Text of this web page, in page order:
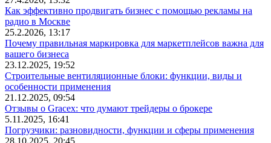
Как эффективно продвигать бизнес с помощью рекламы на
радио в Москве
25.2.2026, 13:17
Почему правильная маркировка для маркетплейсов важна для
вашего бизнеса
23.12.2025, 19:52
Строительные вентиляционные блоки: функции, виды и
особенности применения
21.12.2025, 09:54
Отзывы о Gracex: что думают трейдеры о брокере
5.11.2025, 16:41
Погрузчики: разновидности, функции и сферы применения
28.10.2025, 20:45